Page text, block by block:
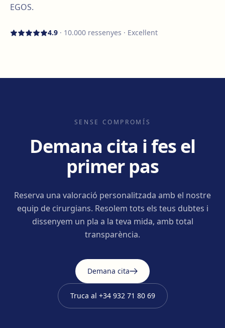
EGOS.
4.9 · 10.000 ressenyes · Excel·lent
SENSE COMPROMÍS
Demana cita i fes el
primer pas
Reserva una valoració personalitzada amb el nostre
equip de cirurgians. Resolem tots els teus dubtes i
dissenyem un pla a la teva mida, amb total
transparència.
Demana cita
Truca al +34 932 71 80 69